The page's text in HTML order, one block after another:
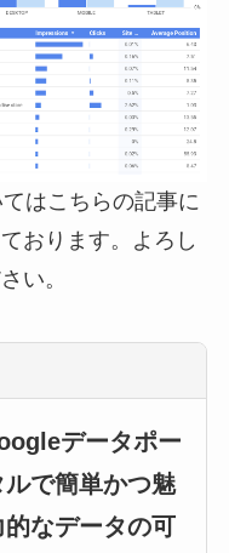
はこちらの記事に
おります。よろし
い。
データポー
ルで簡単かつ魅
的なデータの可